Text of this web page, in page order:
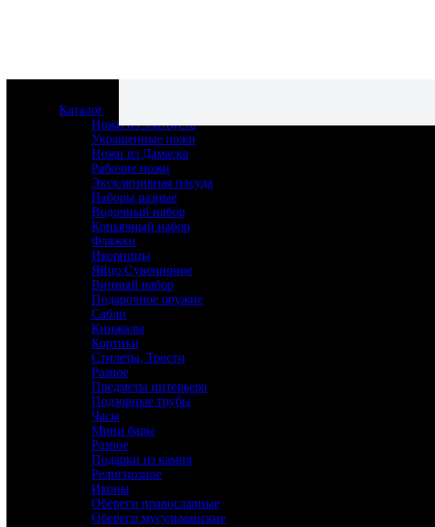
Ножи из Златоуста
Украшенные ножи
Ножи из Дамаска
Рабочие ножи
Эксклюзивная посуда
Наборы разные
Водочный набор
Коньячный набор
Фляжки
Икорницы
Яйцо Сувенирное
Винный набор
Подарочное оружие
Сабли
Кинжалы
Кортики
Стилеты, Трости
Разное
Предметы интерьера
Подзорные трубы
Часы
Каталог
Ножи из Златоуста
Украшенные ножи
Ножи из Дамаска
Рабочие ножи
Эксклюзивная посуда
Наборы разные
Водочный набор
Коньячный набор
Фляжки
Икорницы
Яйцо Сувенирное
Винный набор
Подарочное оружие
Сабли
Кинжалы
Кортики
Стилеты, Трости
Разное
Предметы интерьера
Подзорные трубы
Часы
Мини бары
Разное
Подарки из камня
Религиозное
Иконы
Обереги православные
Обереги мусульманские